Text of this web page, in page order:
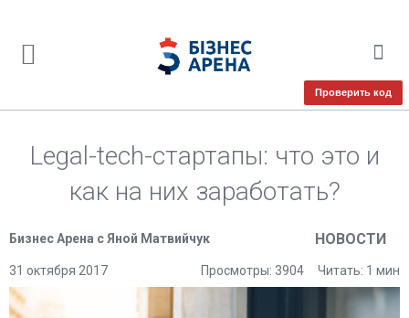
Проверить код
Legal-tech-стартапы: что это и
как на них заработать?
Бизнес Арена с Яной Матвийчук НОВОСТИ
31 октября 2017 Читать: 1 мин
Просмотры: 3904